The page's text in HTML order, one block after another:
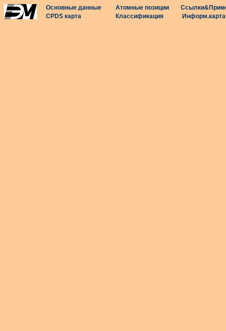
Основные данные Атомные позиции
CPDS карта
Классификация Информ.карта